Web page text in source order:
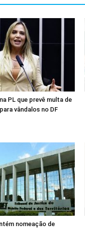
PL que prevê multa de
vândalos no DF
nomeação de